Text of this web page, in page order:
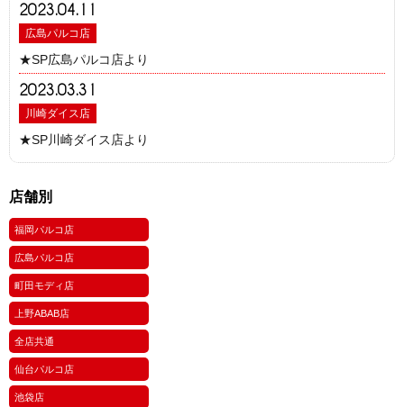
2023.04.11
広島パルコ店
★SP広島パルコ店より
2023.03.31
川崎ダイス店
★SP川崎ダイス店より
店舗別
福岡パルコ店
広島パルコ店
町田モディ店
上野ABAB店
全店共通
仙台パルコ店
池袋店